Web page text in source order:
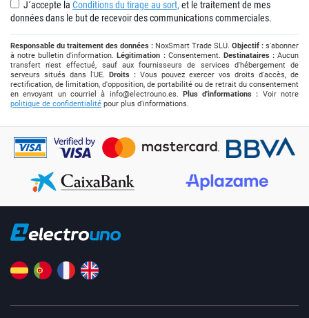
J´accepte la Conditions du tirage au sort, et le traitement de mes
données dans le but de recevoir des communications commerciales.
Responsable du traitement des données : NoxSmart Trade SLU. Objectif : s'abonner
à notre bulletin d'information.Légitimation :Consentement. Destinataires :Aucun
transfert n'est effectué, sauf aux fournisseurs de services d'hébergement de
serveurs situés dans l'UE. Droits : Vous pouvez exercer vos droits d'accès, de
rectification, de limitation, d'opposition, de portabilité ou de retrait du consentement
en envoyant un courriel à info@electrouno.es. Plus d'informations : Voir notre
politique de confidentialité pour plus d'informations.